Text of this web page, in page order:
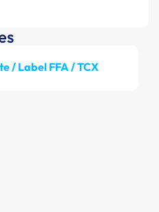
/ Label FFA / TCX